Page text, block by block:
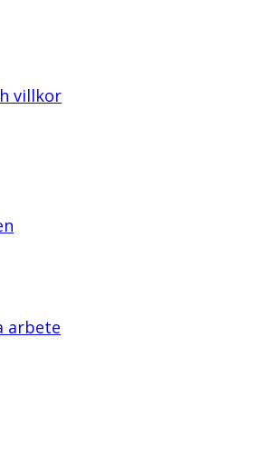
villkor
arbete